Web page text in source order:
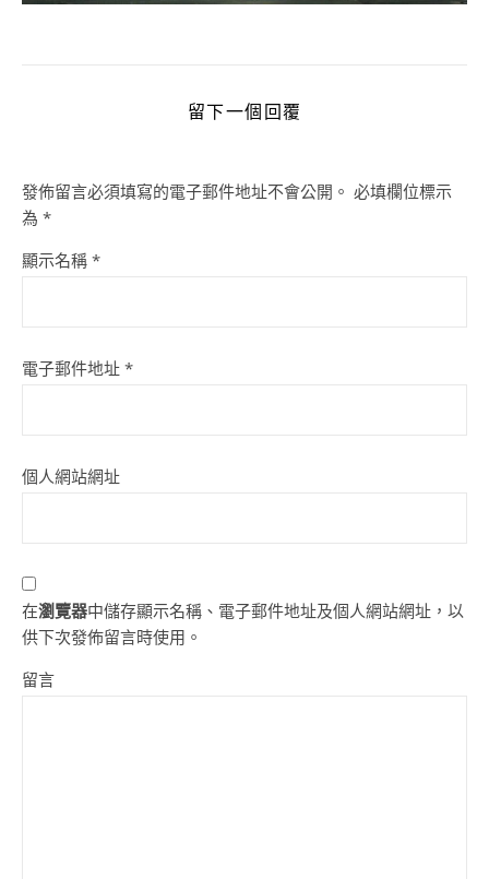
留下一個回覆
發佈留言必須填寫的電子郵件地址不會公開。 必填欄位標示
為 *
顯示名稱 *
電子郵件地址 *
個人網站網址
在瀏覽器中儲存顯示名稱、電子郵件地址及個人網站網址，以
供下次發佈留言時使用。
留言